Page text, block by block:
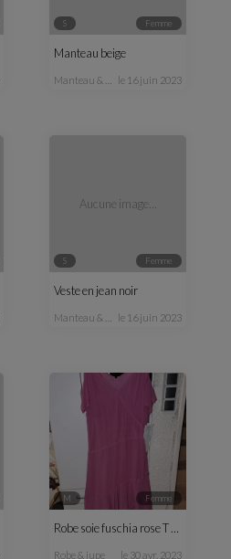
S femme
Manteau beige
manteau & veste le 16 juin 2023
Aucune image...
S femme
Veste en jean noir
manteau & veste le 16 juin 2023
M femme
Robe soie fuschia rose T 38
robe & jupe le 30 avr. 2023